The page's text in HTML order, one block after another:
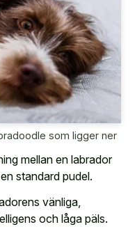
som ligger ner
mellan en labrador
standard pudel.
vänliga,
och låga päls.